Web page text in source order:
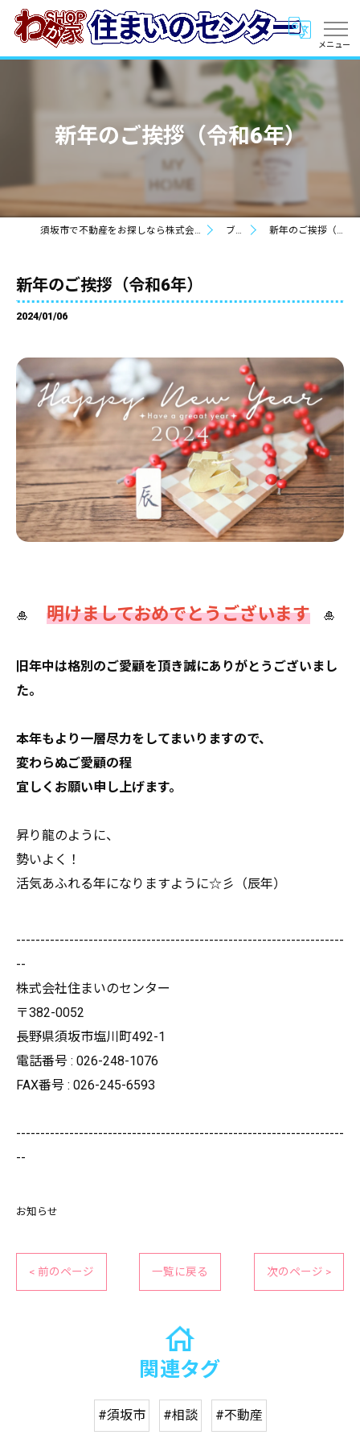
新年のご挨拶（令和6年）
須坂市で不動産をお探しなら株式会社住まいのセンター ブログ 新年のご挨拶（令和6年）
新年のご挨拶（令和6年）
2024/01/06
🎍 明けましておめでとうございます 🎍
旧年中は格別のご愛顧を頂き誠にありがとうございまし
た。
本年もより一層尽力をしてまいりますので、
変わらぬご愛顧の程
宜しくお願い申し上げます。
昇り龍のように、
勢いよく！
活気あふれる年になりますように☆彡（辰年）
--------------------------------------------------------------------
--
株式会社住まいのセンター
〒382-0052
長野県須坂市塩川町492-1
電話番号 : 026-248-1076
FAX番号 : 026-245-6593
--------------------------------------------------------------------
--
お知らせ
< 前のページ 一覧に戻る 次のページ >
関連タグ
#須坂市 #相談 #不動産